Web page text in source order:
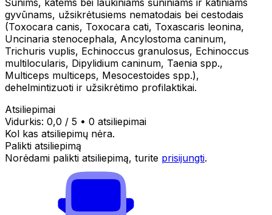
gyvūnams, užsikrėtusiems nematodais bei cestodais
(Toxocara canis, Toxocara cati, Toxascaris leonina,
Uncinaria stenocephala, Ancylostoma caninum,
Trichuris vuplis, Echinoccus granulosus, Echinoccus
multilocularis, Dipylidium caninum, Taenia spp.,
Multiceps multiceps, Mesocestoides spp.),
dehelmintizuoti ir užsikrėtimo profilaktikai.
Atsiliepimai
Vidurkis: 0,0 / 5 • 0 atsiliepimai
Kol kas atsiliepimų nėra.
Palikti atsiliepimą
Norėdami palikti atsiliepimą, turite prisijungti.